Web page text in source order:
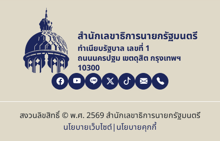
สำนักเลขาธิการนายกรัฐมนตรี
ทำเนียบรัฐบาล เลขที่ 1
ถนนนครปฐม เขตดุสิต กรุงเทพฯ
10300
สงวนลิขสิทธิ์ © พ.ศ. 2569 สำนักเลขาธิการนายกรัฐมนตรี
นโยบายเว็บไซต์| นโยบายคุกกี้